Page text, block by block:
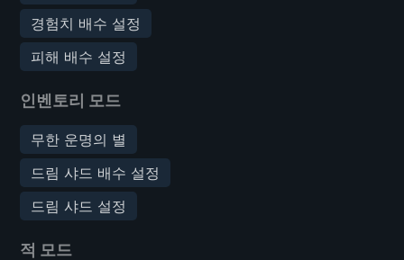
경험치 배수 설정
피해 배수 설정
인벤토리 모드
무한 운명의 별
드림 샤드 배수 설정
드림 샤드 설정
적 모드